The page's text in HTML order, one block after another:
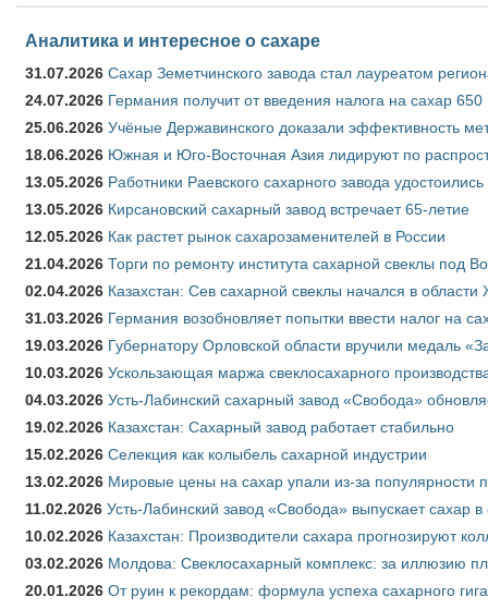
Аналитика и интересное о сахаре
31.07.2026 Сахар Земетчинского завода стал лауреатом
24.07.2026 Германия получит от введения налога на сахар
25.06.2026 Учёные Державинского доказали эффективность
18.06.2026 Южная и Юго-Восточная Азия лидируют по
13.05.2026 Работники Раевского сахарного завода удостоились
13.05.2026 Кирсановский сахарный завод встречает 65-летие
12.05.2026 Как растет рынок сахарозаменителей в России
21.04.2026 Торги по ремонту института сахарной свеклы под
02.04.2026 Казахстан: Сев сахарной свеклы начался в области
31.03.2026 Германия возобновляет попытки ввести налог на
19.03.2026 Губернатору Орловской области вручили медаль
10.03.2026 Ускользающая маржа свеклосахарного
04.03.2026 Усть-Лабинский сахарный завод «Свобода»
19.02.2026 Казахстан: Сахарный завод работает стабильно
15.02.2026 Селекция как колыбель сахарной индустрии
13.02.2026 Мировые цены на сахар упали из-за популярности
11.02.2026 Усть-Лабинский завод «Свобода» выпускает сахар в
10.02.2026 Казахстан: Производители сахара прогнозируют
03.02.2026 Молдова: Свеклосахарный комплекс: за иллюзию
20.01.2026 От руин к рекордам: формула успеха сахарного